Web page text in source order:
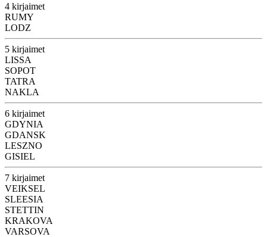
4 kirjaimet
RUMY
LODZ
5 kirjaimet
LISSA
SOPOT
TATRA
NAKLA
6 kirjaimet
GDYNIA
GDANSK
LESZNO
GISIEL
7 kirjaimet
VEIKSEL
SLEESIA
STETTIN
KRAKOVA
VARSOVA